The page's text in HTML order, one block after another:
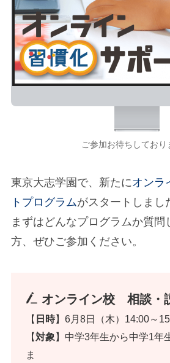
ご参加お待ちしており
東京大志学園で、新たにオンラ
トプログラムがスタートしまし
まずはどんなプログラムか質問
方、ぜひご参加ください。
オンライン校 相談・
【 日時】6月8日（木）14:00～
【対象】中学3年生から中学1年
ま